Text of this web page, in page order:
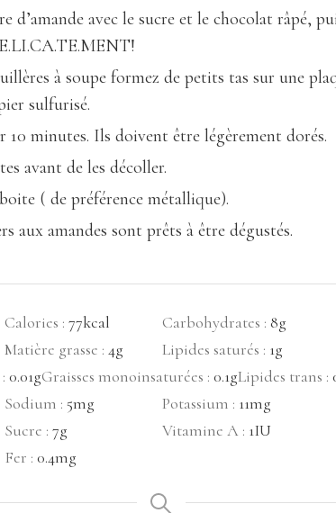
d’amande avec le sucre et le chocolat râpé,
à soupe formez de petits tas sur une
sulfurisé.
10 minutes. Ils doivent être légèrement dorés.
avant de les décoller.
( de préférence métallique).
aux amandes sont prêts à être dégustés.
Calories : 77kcal Carbohydrates : 8g
Matière grasse : 4g Lipides saturés : 1g
0.01gGraisses monoinsaturées : 0.1gLipides trans :
Sodium : 5mg Potassium : 11mg
Sucre : 7g Vitamine A : 1IU
Fer : 0.4mg